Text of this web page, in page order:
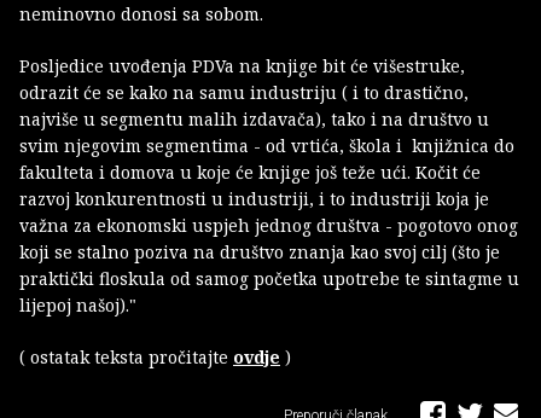
neminovno donosi sa sobom.
Posljedice uvođenja PDVa na knjige bit će višestruke,
odrazit će se kako na samu industriju ( i to drastično,
najviše u segmentu malih izdavača), tako i na društvo u
svim njegovim segmentima - od vrtića, škola i knjižnica do
fakulteta i domova u koje će knjige još teže ući. Kočit će
razvoj konkurentnosti u industriji, i to industriji koja je
važna za ekonomski uspjeh jednog društva - pogotovo onog
koji se stalno poziva na društvo znanja kao svoj cilj (što je
praktički floskula od samog početka upotrebe te sintagme u
lijepoj našoj)."
( ostatak teksta pročitajte ovdje )